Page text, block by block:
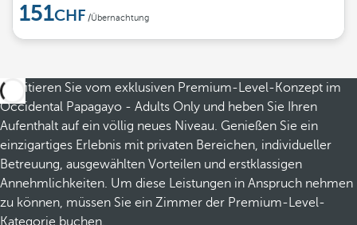
151 /Übernachtung
Profitieren Sie vom exklusiven Premium-Level-Konzept im
Occidental Papagayo - Adults Only und heben Sie Ihren
Aufenthalt auf ein völlig neues Niveau. Genießen Sie ein
einzigartiges Erlebnis mit privaten Bereichen, individueller
Betreuung, ausgewählten Vorteilen und erstklassigen
Annehmlichkeiten. Um diese Leistungen in Anspruch nehmen
zu können, müssen Sie ein Zimmer der Premium-Level-
Kategorie buchen.